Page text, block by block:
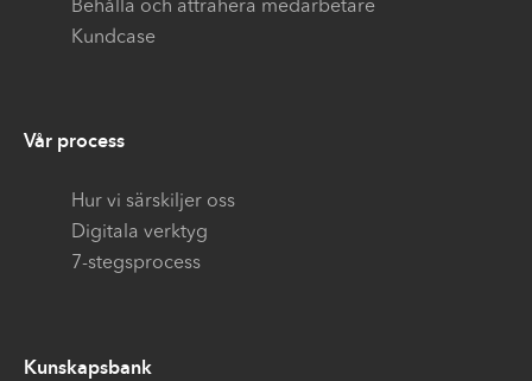
Behålla och attrahera medarbetare
Kundcase
Vår process
Hur vi särskiljer oss
Digitala verktyg
7-stegsprocess
Kunskapsbank